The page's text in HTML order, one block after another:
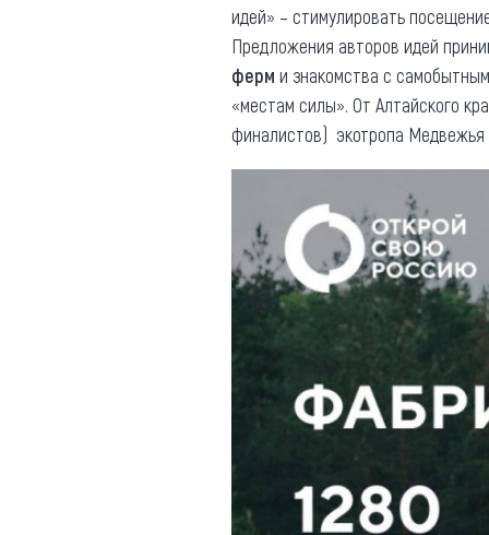
идей» – стимулировать
Предложения авторов идей
ферм и знакомства с
«местам силы». От Алтайского
финалистов) экотропа Медвежья